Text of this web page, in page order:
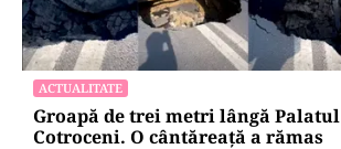
ACTUALITATE
Groapă de trei metri lângă Palatul
Cotroceni. O cântăreață a rămas